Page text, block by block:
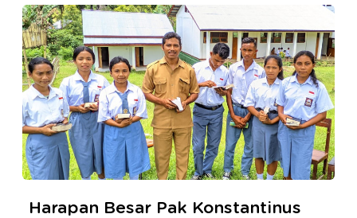
Harapan Besar Pak Konstantinus